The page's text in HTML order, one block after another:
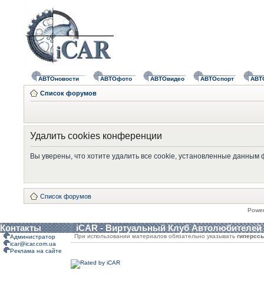
АВТОновости АВТОфото АВТОвидео АВТОспорт
Список форумов
Удалить cookies конференции
Вы уверены, что хотите удалить все cookie, установленные
Список форумов
Контакты iCAR - Виртуальный Клуб Автолюбителей
Администратор
icar@icar.com.ua
Реклама на сайте
При использовании материалов обязательно указывать